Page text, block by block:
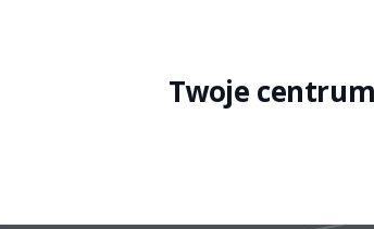
Twoje